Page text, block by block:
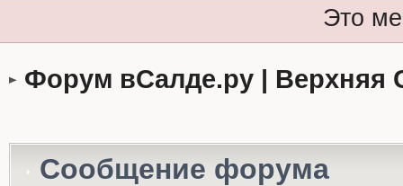
Это
Форум вСалде.ру | Верхняя
Сообщение форума